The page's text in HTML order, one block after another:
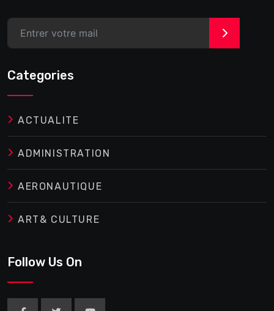
>
Categories
ACTUALITE
ADMINISTRATION
AERONAUTIQUE
ART& CULTURE
Follow Us On